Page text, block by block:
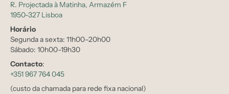
R. Projectada à Matinha, Armazém F
1950-327 Lisboa
Horário
Segunda a sexta: 11h00–20h00
Sábado: 10h00–19h30
Contacto:
+351 967 764 045
(custo da chamada para rede fixa nacional)